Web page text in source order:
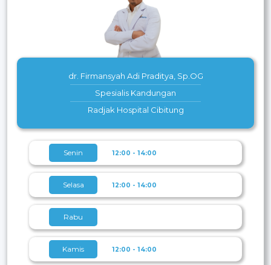
dr. Firmansyah Adi Praditya, Sp.OG
Spesialis Kandungan
Radjak Hospital Cibitung
Senin 12:00 - 14:00
Selasa 12:00 - 14:00
Rabu
Kamis 12:00 - 14:00